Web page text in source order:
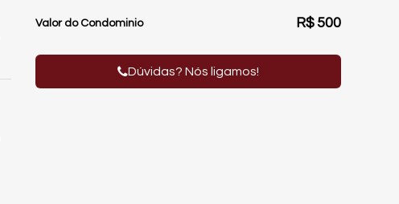
Valor do Condominio R$500
Dúvidas? Nós ligamos!